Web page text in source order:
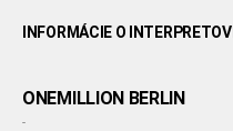
INFORMÁCIE O INTERPRETOVI
ONEMILLION BERLIN
-